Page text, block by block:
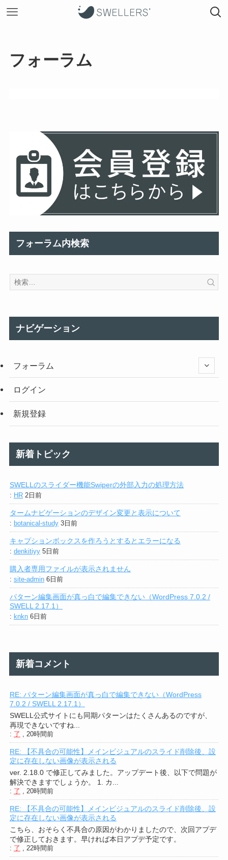
フォーラム
フォーラム内検索
ナビゲーション
フォーラム
ログイン
新規登録
新着トピック
SWELLのスライダー機能Swiperの外部入力の処理方法
: HR 2日前
タームナビゲーションのデザイン変更と表示について
: botanical-study 3日前
キャプションボックスを作ろうとするとエラーになる
: denkitiyy 5日前
購入者専用ファイルが表示されません
: site-admin 6日前
パターン編集画面が真っ白で編集できない（WordPress 7.0.2 /
SWELL 2.17.1）
: knkn 6日前
新着コメント
RE: パターン編集画面が真っ白で編集できない（WordPress
7.0.2 / SWELL 2.17.1）
SWELL公式サイトにも同期パターンはたくさんあるのですが、
再現できないですね...
: 了 , 20時間前
RE: 【不具合の可能性】メインビジュアルのスライド削除後、設
定に存在しない画像が表示される
ver. 2.18.0 で修正してみました。アップデート後、以下で問題が
解決できますでしょうか。 1. カ...
: 了 , 20時間前
RE: 【不具合の可能性】メインビジュアルのスライド削除後、設
定に存在しない画像が表示される
こちら、おそらく不具合の原因がわかりましたので、次回アプデ
で修正しておきます。早ければ本日アプデ予定です。
: 了 , 22時間前